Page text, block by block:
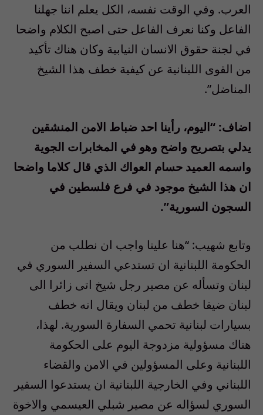
العرب. وفي الوقت نفسه، الكل يعلم اننا جهلنا
الفاعل وكنا نعرف الفاعل حتى اصبح الكلام واضحا
في لجنة حقوق الانسان النيابية وكان هناك تأكيد
من القوى اللبنانية عن كيفية خطف هذا الشيخ
المناضل”.
اضاف: “اليوم، رأينا احد ضباط الامن المنشقين
يدلي بتصريح واضح وهو في المخابرات الجوية
واسمه العميد حسام العواك الذي قال كلاما واضحا
ان هذا الشيخ موجود في فرع فلسطين في
السجون السورية”.
وتابع شهيب: “هنا علينا واجب ان نطلب من
الحكومة اللبنانية ان تستدعي السفير السوري في
لبنان وتسأله عن مصير رجل شيخ اتى زائرا الى
لبنان ضيفا خطف من لبنان ويقال انه خطف
بسيارات لبنانية تحمي السفارة السورية. لهذا،
هناك مسؤولية مزدوجة اليوم على الحكومة
اللبنانية وعلى المسؤولين في الامن والقضاء
اللبناني وفي الخارجية اللبنانية ان يستدعوا السفير
السوري لسؤاله عن مصير شبلي العيسمي والاخوة